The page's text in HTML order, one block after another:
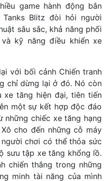
game hành động bắn
Blitz đòi hỏi người
sâu sắc, khả năng phối
kỹ năng điều khiển xe
với bối cảnh Chiến tranh
chỉ dừng lại ở đó. Nó còn
xe tăng hiện đại, tiên tiến
một sự kết hợp độc đáo
những chiếc xe tăng hạng
cho đến những cỗ máy
chơi có thể thỏa sức
sưu tập xe tăng khổng lồ.
chiến thắng trong những
minh tài năng của mình